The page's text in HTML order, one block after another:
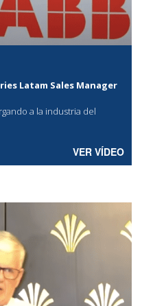
Latam Sales Manager
a la industria del
VER VÍDEO